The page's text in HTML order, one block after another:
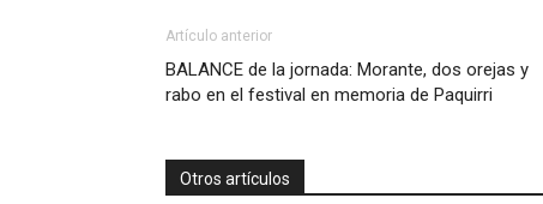
Artículo anterior
BALANCE de la jornada: Morante, dos orejas y
rabo en el festival en memoria de Paquirri
Otros artículos